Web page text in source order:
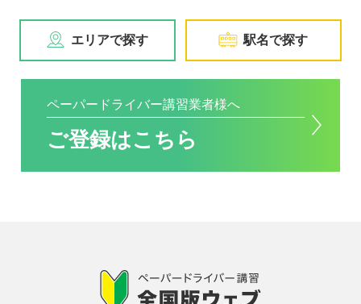
エリアで探す 駅名で探す
ペーパードライバー講習業者様へ
ご登録はこちら